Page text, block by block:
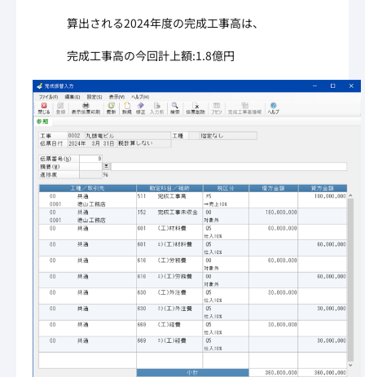
算出される2024年度の完成工事高は、
完成工事高の今回計上額:1.8億円